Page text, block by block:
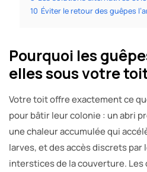
10 Éviter le retour des guêpes
Pourquoi les
elles sous votre
Votre toit offre exactement ce
pour bâtir leur colonie : un abri
une chaleur accumulée qui
larves, et des accès discrets par
interstices de la couverture.